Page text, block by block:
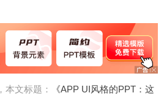
，本文标题：
《APP UI风格的PPT：这